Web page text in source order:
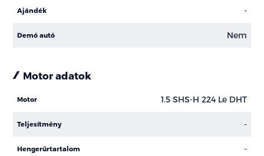
Ajándék -
Demó autó Nem
Motor adatok
Motor 1.5 SHS-H 224 Le DHT
Teljesítmény -
Hengerűrtartalom -